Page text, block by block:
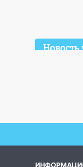
Новость
в